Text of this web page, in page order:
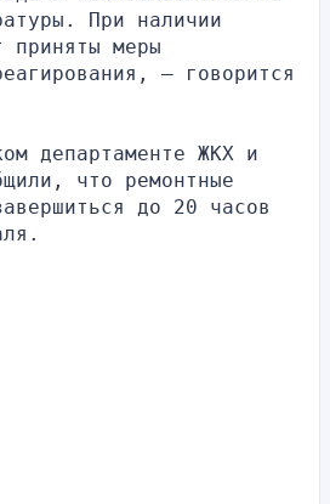
При наличии
приняты меры
— говорится
департаменте ЖКХ и
что ремонтные
до 20 часов